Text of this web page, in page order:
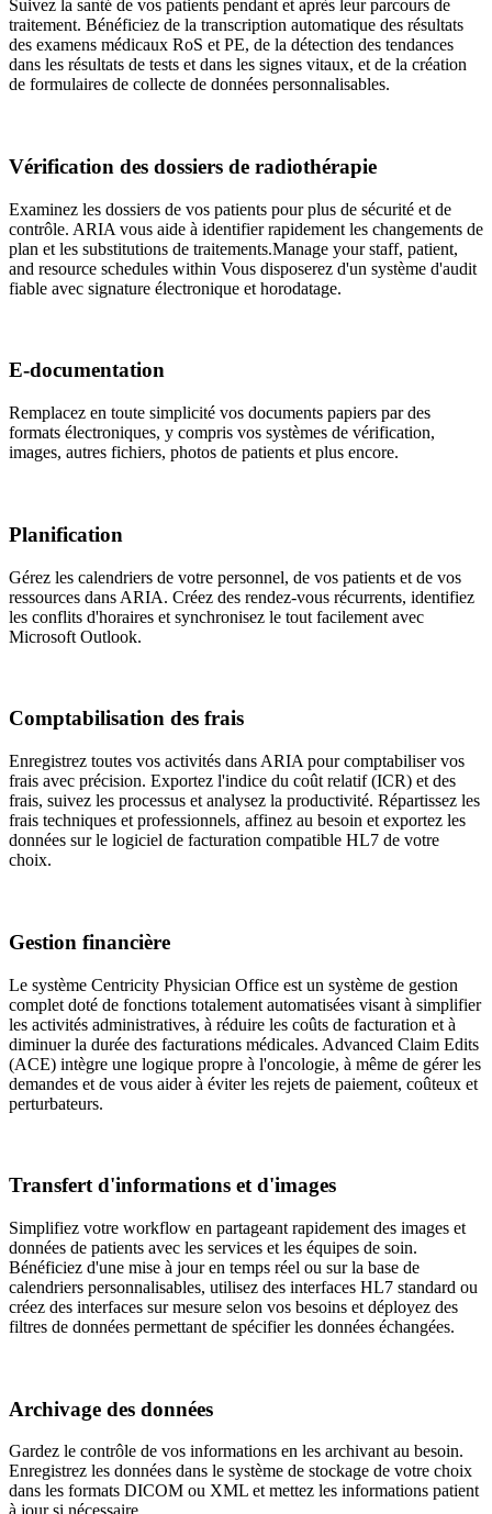
Suivez la santé de vos patients pendant et après leur parcours de
traitement. Bénéficiez de la transcription automatique des résultats
des examens médicaux RoS et PE, de la détection des tendances
dans les résultats de tests et dans les signes vitaux, et de la création
de formulaires de collecte de données personnalisables.
Vérification des dossiers de radiothérapie
Examinez les dossiers de vos patients pour plus de sécurité et de
contrôle. ARIA vous aide à identifier rapidement les changements de
plan et les substitutions de traitements.Manage your staff, patient,
and resource schedules within Vous disposerez d'un système d'audit
fiable avec signature électronique et horodatage.
E-documentation
Remplacez en toute simplicité vos documents papiers par des
formats électroniques, y compris vos systèmes de vérification,
images, autres fichiers, photos de patients et plus encore.
Planification
Gérez les calendriers de votre personnel, de vos patients et de vos
ressources dans ARIA. Créez des rendez-vous récurrents, identifiez
les conflits d'horaires et synchronisez le tout facilement avec
Microsoft Outlook.
Comptabilisation des frais
Enregistrez toutes vos activités dans ARIA pour comptabiliser vos
frais avec précision. Exportez l'indice du coût relatif (ICR) et des
frais, suivez les processus et analysez la productivité. Répartissez les
frais techniques et professionnels, affinez au besoin et exportez les
données sur le logiciel de facturation compatible HL7 de votre
choix.
Gestion financière
Le système Centricity Physician Office est un système de gestion
complet doté de fonctions totalement automatisées visant à simplifier
les activités administratives, à réduire les coûts de facturation et à
diminuer la durée des facturations médicales. Advanced Claim Edits
(ACE) intègre une logique propre à l'oncologie, à même de gérer les
demandes et de vous aider à éviter les rejets de paiement, coûteux et
perturbateurs.
Transfert d'informations et d'images
Simplifiez votre workflow en partageant rapidement des images et
données de patients avec les services et les équipes de soin.
Bénéficiez d'une mise à jour en temps réel ou sur la base de
calendriers personnalisables, utilisez des interfaces HL7 standard ou
créez des interfaces sur mesure selon vos besoins et déployez des
filtres de données permettant de spécifier les données échangées.
Archivage des données
Gardez le contrôle de vos informations en les archivant au besoin.
Enregistrez les données dans le système de stockage de votre choix
dans les formats DICOM ou XML et mettez les informations patient